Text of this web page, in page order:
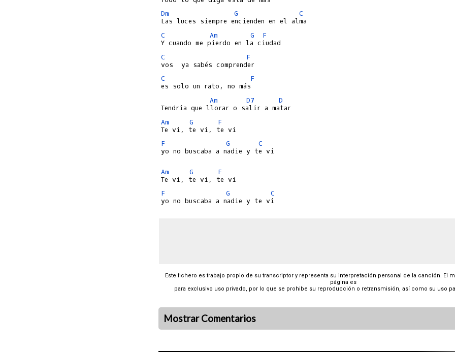
Dm
G
C
C
Am G
F
C
F
C
F
Am
D7
D
Am
G
F
F
G
C
yo no buscaba a nadie y te vi
Am G
F
F
G
C
Este fichero es trabajo propio de su transcriptor y representa su interpretación personal de la canción. El
página es
para exclusivo uso privado, por lo que se prohibe su reproducción o retransmisión, así como su uso
Mostrar Comentarios